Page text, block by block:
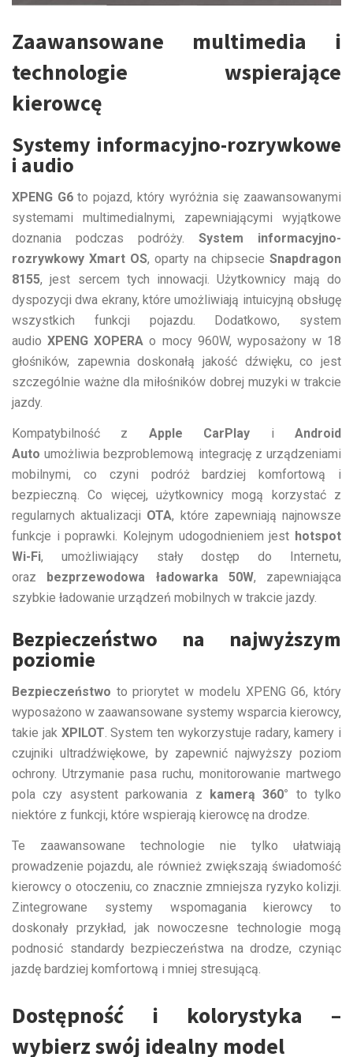
Zaawansowane multimedia i
technologie wspierające
kierowcę
Systemy informacyjno-rozrywkowe
i audio
XPENG G6to pojazd, który wyróżnia się zaawansowanymi
systemami multimedialnymi, zapewniającymi wyjątkowe
doznania podczas podróży. System informacyjno-
rozrywkowy Xmart OS, oparty na chipsecie Snapdragon
8155, jest sercem tych innowacji. Użytkownicy mają do
dyspozycji dwa ekrany, które umożliwiają intuicyjną obsługę
wszystkich funkcji pojazdu. Dodatkowo, system
audioXPENG XOPERA o mocy 960W, wyposażony w 18
głośników, zapewnia doskonałą jakość dźwięku, co jest
szczególnie ważne dla miłośników dobrej muzyki w trakcie
jazdy.
Kompatybilność z Apple CarPlay iAndroid
Auto umożliwia bezproblemową integrację z urządzeniami
mobilnymi, co czyni podróż bardziej komfortową i
bezpieczną. Co więcej, użytkownicy mogą korzystać z
regularnych aktualizacji OTA, które zapewniają najnowsze
funkcje i poprawki. Kolejnym udogodnieniem jest hotspot
Wi-Fi, umożliwiający stały dostęp do Internetu,
oraz bezprzewodowa ładowarka 50W, zapewniająca
szybkie ładowanie urządzeń mobilnych w trakcie jazdy.
Bezpieczeństwo na najwyższym
poziomie
Bezpieczeństwo to priorytet w modelu XPENG G6, który
wyposażono w zaawansowane systemy wsparcia kierowcy,
takie jak XPILOT. System ten wykorzystuje radary, kamery i
czujniki ultradźwiękowe, by zapewnić najwyższy poziom
ochrony. Utrzymanie pasa ruchu, monitorowanie martwego
pola czy asystent parkowania z kamerą 360° to tylko
niektóre z funkcji, które wspierają kierowcę na drodze.
Te zaawansowane technologie nie tylko ułatwiają
prowadzenie pojazdu, ale również zwiększają świadomość
kierowcy o otoczeniu, co znacznie zmniejsza ryzyko kolizji.
Zintegrowane systemy wspomagania kierowcy to
doskonały przykład, jak nowoczesne technologie mogą
podnosić standardy bezpieczeństwa na drodze, czyniąc
jazdę bardziej komfortową i mniej stresującą.
Dostępność i kolorystyka –
wybierz swój idealny model